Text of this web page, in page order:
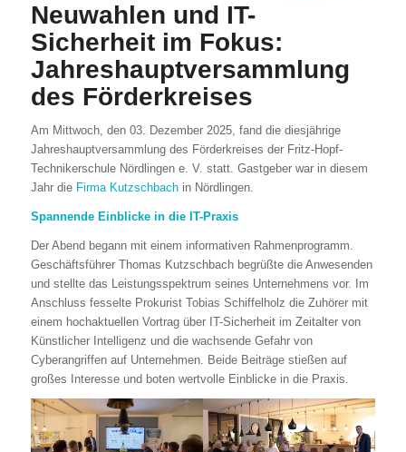
Neuwahlen und IT-
Sicherheit im Fokus:
Jahreshauptversammlung
des Förderkreises
Am Mittwoch, den 03. Dezember 2025, fand die diesjährige
Jahreshauptversammlung des Förderkreises der Fritz-Hopf-
Technikerschule Nördlingen e. V. statt. Gastgeber war in diesem
Jahr die Firma Kutzschbachin Nördlingen.
Spannende Einblicke in die IT-Praxis
Der Abend begann mit einem informativen Rahmenprogramm.
Geschäftsführer Thomas Kutzschbach begrüßte die Anwesenden
und stellte das Leistungsspektrum seines Unternehmens vor. Im
Anschluss fesselte Prokurist Tobias Schiffelholz die Zuhörer mit
einem hochaktuellen Vortrag über IT-Sicherheit im Zeitalter von
Künstlicher Intelligenz und die wachsende Gefahr von
Cyberangriffen auf Unternehmen. Beide Beiträge stießen auf
großes Interesse und boten wertvolle Einblicke in die Praxis.